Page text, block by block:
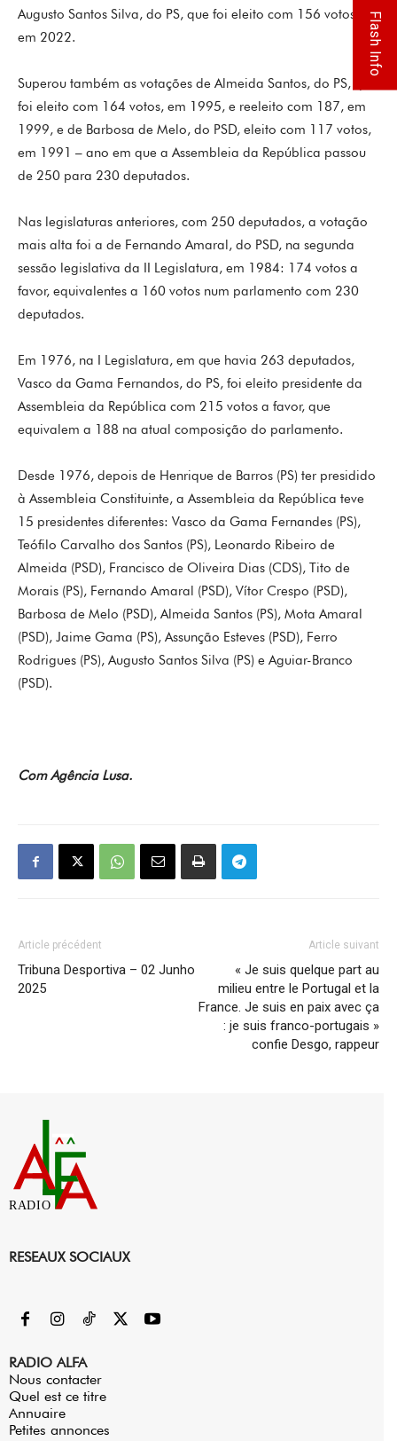
Augusto Santos Silva, do PS, que foi eleito com 156 votos,
em 2022.
Superou também as votações de Almeida Santos, do PS, que
foi eleito com 164 votos, em 1995, e reeleito com 187, em
1999, e de Barbosa de Melo, do PSD, eleito com 117 votos,
em 1991 – ano em que a Assembleia da República passou
de 250 para 230 deputados.
Nas legislaturas anteriores, com 250 deputados, a votação
mais alta foi a de Fernando Amaral, do PSD, na segunda
sessão legislativa da II Legislatura, em 1984: 174 votos a
favor, equivalentes a 160 votos num parlamento com 230
deputados.
Em 1976, na I Legislatura, em que havia 263 deputados,
Vasco da Gama Fernandos, do PS, foi eleito presidente da
Assembleia da República com 215 votos a favor, que
equivalem a 188 na atual composição do parlamento.
Desde 1976, depois de Henrique de Barros (PS) ter presidido
à Assembleia Constituinte, a Assembleia da República teve
15 presidentes diferentes: Vasco da Gama Fernandes (PS),
Teófilo Carvalho dos Santos (PS), Leonardo Ribeiro de
Almeida (PSD), Francisco de Oliveira Dias (CDS), Tito de
Morais (PS), Fernando Amaral (PSD), Vítor Crespo (PSD),
Barbosa de Melo (PSD), Almeida Santos (PS), Mota Amaral
(PSD), Jaime Gama (PS), Assunção Esteves (PSD), Ferro
Rodrigues (PS), Augusto Santos Silva (PS) e Aguiar-Branco
(PSD).
Com Agência Lusa.
Article précédent
Tribuna Desportiva – 02 Junho
2025
Article suivant
« Je suis quelque part au
milieu entre le Portugal et la
France. Je suis en paix avec ça
: je suis franco-portugais »
confie Desgo, rappeur
RADIO
RESEAUX SOCIAUX
RADIO ALFA
Nous contacter
Quel est ce titre
Annuaire
Petites annonces
Flash Info